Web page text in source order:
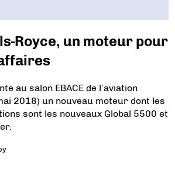
Royce, un moteur pour
au salon EBACE de l’aviation
2018) un nouveau moteur dont les
sont les nouveaux Global 5500 et